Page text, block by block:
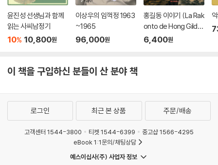
直廬示僚友 當在癸亥年·434
육언절구 六言絶句
상인의 시축에 쓰다 題上人軸·435
윤진성 선생님과 함께
읽는 사씨남정기
10% 10,800원
이상우의 임꺽정 1963
~1965
96,000원
홍길동 이야기 (La Rak
onto de Hong Gildo
ng)
6,400원
이 책을 구입하신 분들이 산 분야 책
로그인 최근 본 상품 주문/배송
고객센터 1544-3800 티켓 1544-6399
중고샵 1566-4295
eBook 1:1문의/채팅상담
예스이십사(주) 사업자 정보